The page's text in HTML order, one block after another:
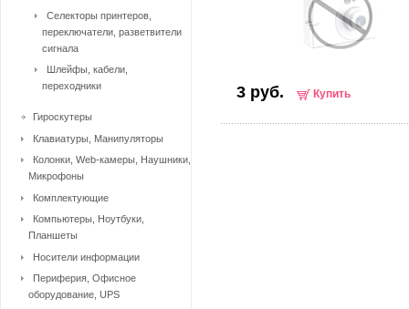
3 руб. Купить
Селекторы принтеров,
переключатели, разветвители
сигнала
Шлейфы, кабели,
переходники
Гироскутеры
Клавиатуры, Манипуляторы
Колонки, Web-камеры, Наушники,
Микрофоны
Комплектующие
Компьютеры, Ноутбуки,
Планшеты
Носители информации
Периферия, Офисное
оборудование, UPS